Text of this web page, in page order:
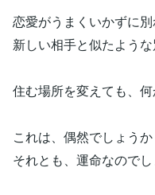
恋愛がうまくいかずに
新しい相手と似たような
住む場所を変えても、何
これは、偶然でしょうか
それとも、運命なのでし